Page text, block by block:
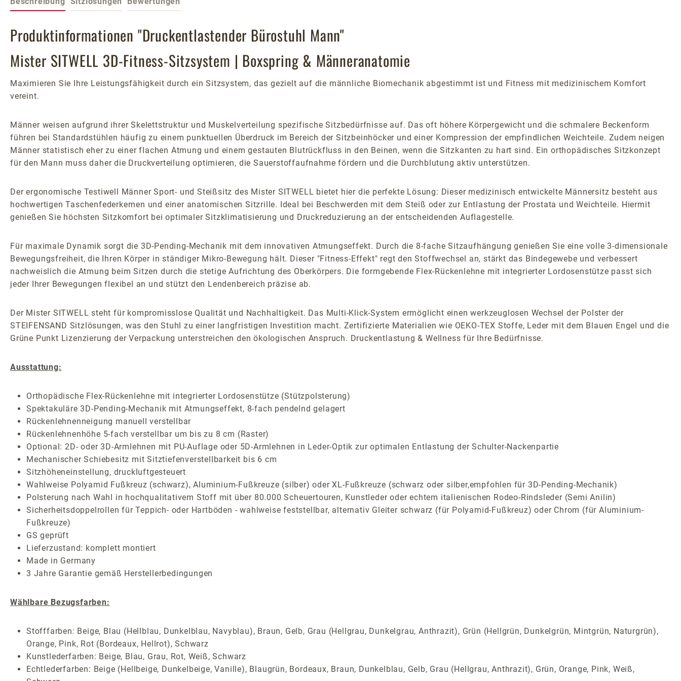
Produktinformationen "Druckentlastender Bürostuhl Mann"
Mister SITWELL 3D-Fitness-Sitzsystem | Boxspring & Männeranatomie
Maximieren Sie Ihre Leistungsfähigkeit durch ein Sitzsystem, das gezielt auf die männliche Biomechanik abgestimmt ist und Fitness mit medizinischem Komfort
vereint.
Männer weisen aufgrund ihrer Skelettstruktur und Muskelverteilung spezifische Sitzbedürfnisse auf. Das oft höhere Körpergewicht und die schmalere Beckenform
führen bei Standardstühlen häufig zu einem punktuellen Überdruck im Bereich der Sitzbeinhöcker und einer Kompression der empfindlichen Weichteile. Zudem neigen
Männer statistisch eher zu einer flachen Atmung und einem gestauten Blutrückfluss in den Beinen, wenn die Sitzkanten zu hart sind. Ein orthopädisches Sitzkonzept
für den Mann muss daher die Druckverteilung optimieren, die Sauerstoffaufnahme fördern und die Durchblutung aktiv unterstützen.
Der ergonomische Testiwell Männer Sport- und Steißsitz des Mister SITWELL bietet hier die perfekte Lösung: Dieser medizinisch entwickelte Männersitz besteht aus
hochwertigen Taschenfederkernen und einer anatomischen Sitzrille. Ideal bei Beschwerden mit dem Steiß oder zur Entlastung der Prostata und Weichteile. Hiermit
genießen Sie höchsten Sitzkomfort bei optimaler Sitzklimatisierung und Druckreduzierung an der entscheidenden Auflagestelle.
Für maximale Dynamik sorgt die 3D-Pending-Mechanik mit dem innovativen Atmungseffekt. Durch die 8-fache Sitzaufhängung genießen Sie eine volle 3-dimensionale
Bewegungsfreiheit, die Ihren Körper in ständiger Mikro-Bewegung hält. Dieser "Fitness-Effekt" regt den Stoffwechsel an, stärkt das Bindegewebe und verbessert
nachweislich die Atmung beim Sitzen durch die stetige Aufrichtung des Oberkörpers. Die formgebende Flex-Rückenlehne mit integrierter Lordosenstütze passt sich
jeder Ihrer Bewegungen flexibel an und stützt den Lendenbereich präzise ab.
Der Mister SITWELL steht für kompromisslose Qualität und Nachhaltigkeit. Das Multi-Klick-System ermöglicht einen werkzeuglosen Wechsel der Polster der
STEIFENSAND Sitzlösungen, was den Stuhl zu einer langfristigen Investition macht. Zertifizierte Materialien wie OEKO-TEX Stoffe, Leder mit dem Blauen Engel und die
Grüne Punkt Lizenzierung der Verpackung unterstreichen den ökologischen Anspruch. Druckentlastung & Wellness für Ihre Bedürfnisse.
Ausstattung:
Orthopädische Flex-Rückenlehne mit integrierter Lordosenstütze (Stützpolsterung)
Spektakuläre 3D-Pending-Mechanik mit Atmungseffekt, 8-fach pendelnd gelagert
Rückenlehnenneigung manuell verstellbar
Rückenlehnenhöhe 5-fach verstellbar um bis zu 8 cm (Raster)
Optional: 2D- oder 3D-Armlehnen mit PU-Auflage oder 5D-Armlehnen in Leder-Optik zur optimalen Entlastung der Schulter-Nackenpartie
Mechanischer Schiebesitz mit Sitztiefenverstellbarkeit bis 6 cm
Sitzhöheneinstellung, druckluftgesteuert
Wahlweise Polyamid Fußkreuz (schwarz), Aluminium-Fußkreuze (silber) oder XL-Fußkreuze (schwarz oder silber,empfohlen für 3D-Pending-Mechanik)
Polsterung nach Wahl in hochqualitativem Stoff mit über 80.000 Scheuertouren, Kunstleder oder echtem italienischen Rodeo-Rindsleder (Semi Anilin)
Sicherheitsdoppelrollen für Teppich- oder Hartböden - wahlweise feststellbar, alternativ Gleiter schwarz (für Polyamid-Fußkreuz) oder Chrom (für Aluminium-
Fußkreuze)
GS geprüft
Lieferzustand: komplett montiert
Made in Germany
3 Jahre Garantie gemäß Herstellerbedingungen
Wählbare Bezugsfarben:
Stofffarben: Beige, Blau (Hellblau, Dunkelblau, Navyblau), Braun, Gelb, Grau (Hellgrau, Dunkelgrau, Anthrazit), Grün (Hellgrün, Dunkelgrün, Mintgrün, Naturgrün),
Orange, Pink, Rot (Bordeaux, Hellrot), Schwarz
Kunstlederfarben: Beige, Blau, Grau, Rot, Weiß, Schwarz
Echtlederfarben: Beige (Hellbeige, Dunkelbeige, Vanille), Blaugrün, Bordeaux, Braun, Dunkelblau, Gelb, Grau (Hellgrau, Anthrazit), Grün, Orange, Pink, Weiß,